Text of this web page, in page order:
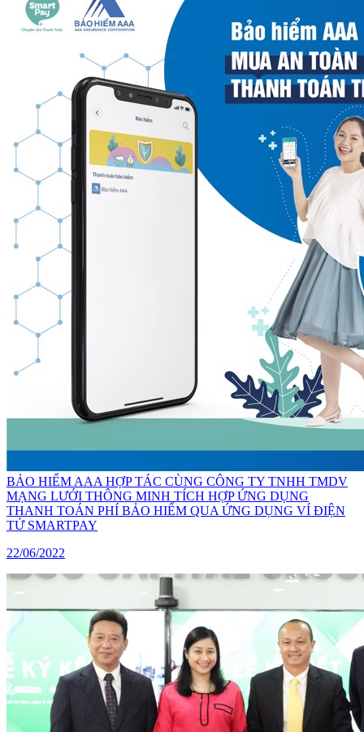
BẢO HIỂM AAA HỢP TÁC CÙNG CÔNG TY TNHH TMDV
MẠNG LƯỚI THÔNG MINH TÍCH HỢP ỨNG DỤNG
THANH TOÁN PHÍ BẢO HIỂM QUA ỨNG DỤNG VÍ ĐIỆN
TỬ SMARTPAY
22/06/2022